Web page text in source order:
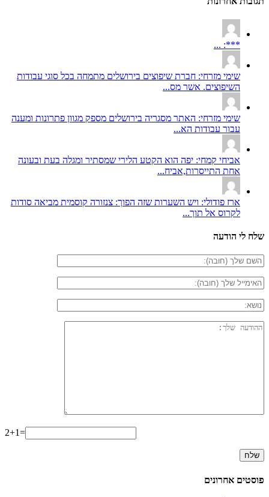
***: ...
שימי מזרחי: חברת שיפוצים בירושלים מתמחה בכל סוגי עבודות
השיפוצים. אשר מס...
שימי מזרחי: האתר מסגריה בירושלים מספק מגוון פתרונות ומענה
עבור עבודות הא...
אביחי קמחי: יפה הוא הקטע הלירי שמסתיר ומגלה בעת ובעונה
אחת התייסרות,אביח...
ארז פודולי: ויש השערות שזה הפוך: צנזורה קוסמית מביאה סודות
לקרוס אל תוך...
שלח לי הודעה
2+1=
פוסטים אחרונים